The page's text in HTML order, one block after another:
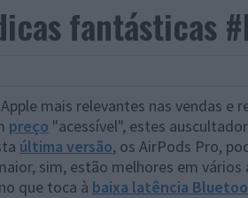
fantásticas
mais relevantes nas vendas e
preço "acessível", estes
última versão, os AirPods Pro,
sim, estão melhores em
que toca à baixa latência